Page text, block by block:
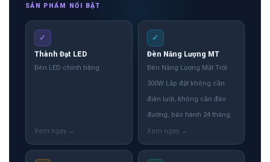
SẢN PHẨM NỔI BẬT
✓
Thành Đạt LED
Đèn LED chính hãng
✓
Đèn Năng Lượng MT
Đèn Năng Lượng Mặt Trời
300W Lắp đặt không cần
điện lưới, không cần đào
đường, bảo hành 24 tháng.